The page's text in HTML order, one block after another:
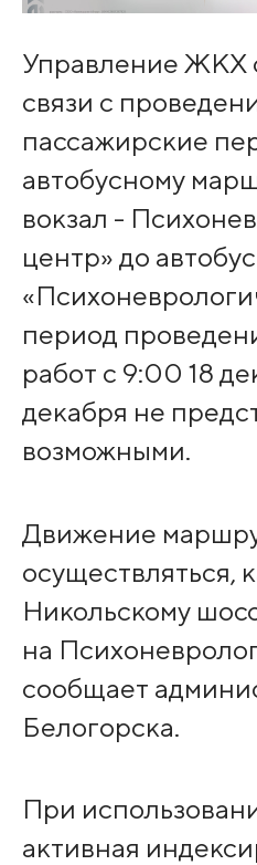
Управление ЖКХ
связи с
пассажирские
автобусному
вокзал -
центр» до
период
работ с 9:00 18
декабря не
возможными.
Движение
осуществляться,
Никольскому
на
сообщает
Белогорска.
При
активная